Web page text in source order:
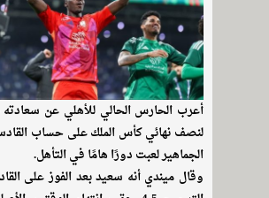
أعرب الحارس الحالي للأهلي عن سعادته
لنصف نهائي كأس الملك على حساب
الجماهير لعبت دورًا هامًا في التأهل.
وقال ميندي أنه سعيد بعد الفوز على